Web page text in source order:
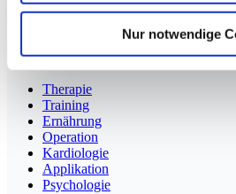
Nur notwendige
YouTube LinkedIn
Rubriken
Therapie
Training
Ernährung
Operation
Kardiologie
Applikation
Psychologie